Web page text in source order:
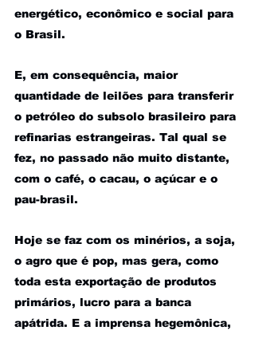
energético, econômico e social para
o Brasil.
E, em consequência, maior
quantidade de leilões para transferir
o petróleo do subsolo brasileiro para
refinarias estrangeiras. Tal qual se
fez, no passado não muito distante,
com o café, o cacau, o açúcar e o
pau-brasil.
Hoje se faz com os minérios, a soja,
o agro que é pop, mas gera, como
toda esta exportação de produtos
primários, lucro para a banca
apátrida. E a imprensa hegemônica,